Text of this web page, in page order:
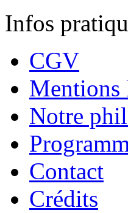
Infos
CGV
Mentions
Notre
Contact
Crédits